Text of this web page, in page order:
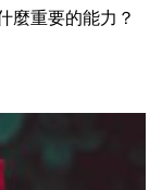
麼重要的能力？